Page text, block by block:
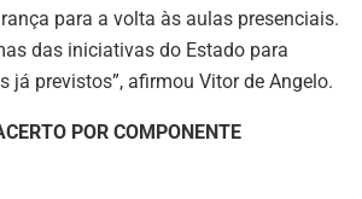
para a volta às aulas presenciais.
das iniciativas do Estado para
já previstos”, afirmou Vitor de Angelo.
POR COMPONENTE